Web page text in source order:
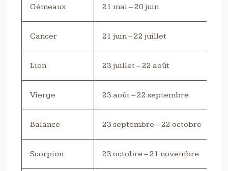
Gémeaux 21 mai – 20 juin
Cancer 21 juin – 22 juillet
Lion 23 juillet – 22 août
Vierge 23 août – 22 septembre
Balance 23 septembre – 22 octobre
Scorpion 23 octobre – 21 novembre